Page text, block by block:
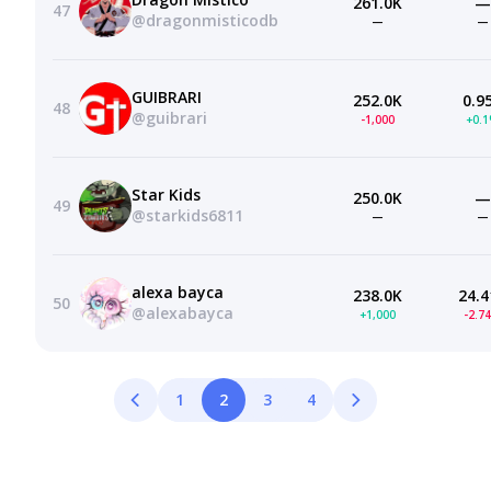
47
@dragonmisticodb
— —
48
GUIBRARI
@guibrari
252.0K
-1,000
49
Star Kids
@starkids6811
250.0K
—
—
—
50
alexa bayca
@alexabayca
238.0K
+1,000 -
1 2 3 4